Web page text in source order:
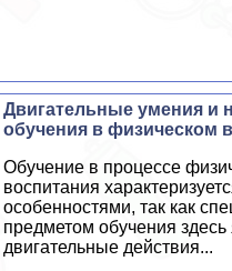
Двигательные умения и
обучения в физическом
Обучение в процессе
воспитания
особенностями, так как
предметом обучения
двигательные действия...